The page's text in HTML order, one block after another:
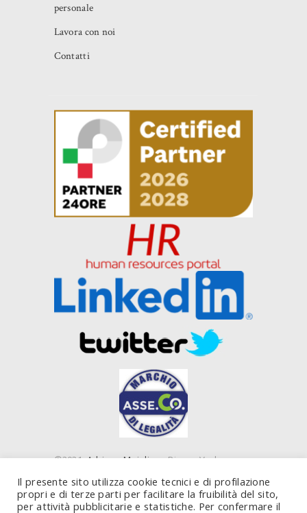
personale
Lavora con noi
Contatti
©2021Adriano Majolino- Piazza Verbano,
20124 Milano (MI) - P. IVA 10843450585
Il presente sito utilizza cookie tecnici e di profilazione
propri e di terze parti per facilitare la fruibilità del sito,
per attività pubblicitarie e statistiche. Per confermare il